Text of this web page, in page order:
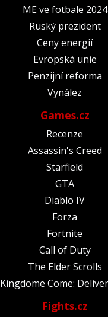
ME ve fotbale 2024
Ruský prezident
Ceny energií
Evropská unie
Penzijní reforma
Vynález
Games.cz
Recenze
Assassin's Creed
Starfield
GTA
Diablo IV
Forza
Fortnite
Call of Duty
The Elder Scrolls
Kingdome Come:
Fights.cz